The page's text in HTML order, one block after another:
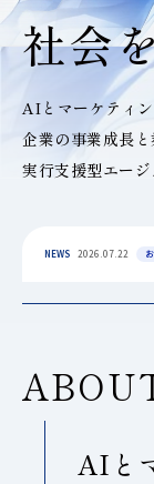
社会
AIとマーケティン
企業の事業成長と
実行支援型エー
NEWS 2026.07.22
AIと